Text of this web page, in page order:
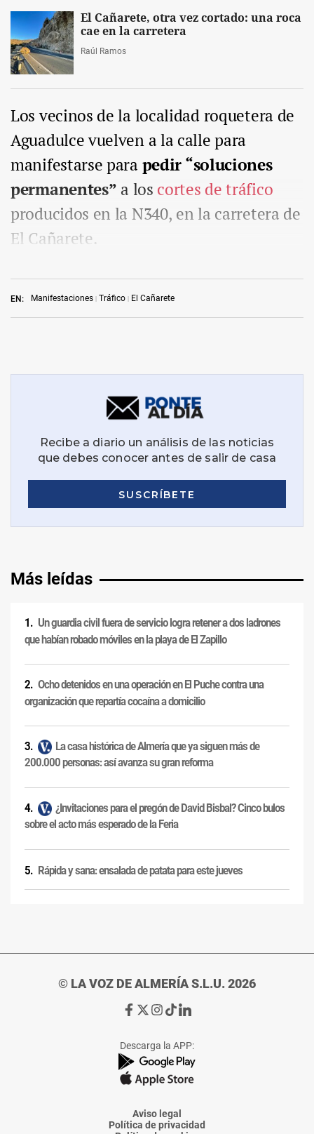
EN: Manifestaciones Tráfico El Cañarete
El Cañarete, otra vez cortado: una roca
cae en la carretera
Raúl Ramos
Los vecinos de la localidad roquetera de
Aguadulce vuelven a la calle para
manifestarse para pedir “soluciones
permanentes” a los cortes de tráfico
producidos en la N340, en la carretera de
El Cañarete.
Más leídas
Un guardia civil fuera de servicio logra retener a dos ladrones
que habían robado móviles en la playa de El Zapillo
Ocho detenidos en una operación en El Puche contra una
organización que repartía cocaína a domicilio
La casa histórica de Almería que ya siguen más de
200.000 personas: así avanza su gran reforma
¿Invitaciones para el pregón de David Bisbal? Cinco bulos
sobre el acto más esperado de la Feria
Rápida y sana: ensalada de patata para este jueves
© LA VOZ DE ALMERÍA S.L.U. 2026
Ir
de
La
Voz
Almería
Ir
de
La
Voz
Almería
Ir
de
La
Voz
Almería
Ir
de
La
Voz
Almería
Ir
de
La
Voz
Descarga la APP:
Aviso legal
Política de privacidad